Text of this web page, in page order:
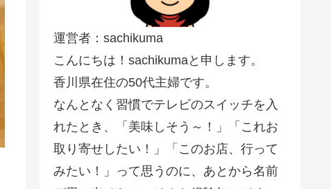
運営者：sachikuma
こんにちは！sachikumaと申します。
香川県在住の50代主婦です。
なんとなく習慣でテレビのスイッチを入
れたとき、「美味しそう～！」「これお
取り寄せしたい！」「このお店、行って
みたい！」って思うのに、あとから名前